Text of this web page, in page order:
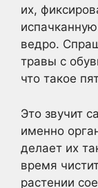
их,
ведро.
травы с
что такое
Это звучит
именно
делает их
время
растении